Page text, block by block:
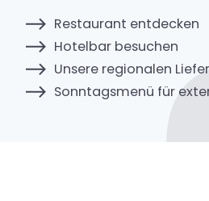
Restaurant entdecken
Hotelbar besuchen
Unsere regionalen
Sonntagsmenü für